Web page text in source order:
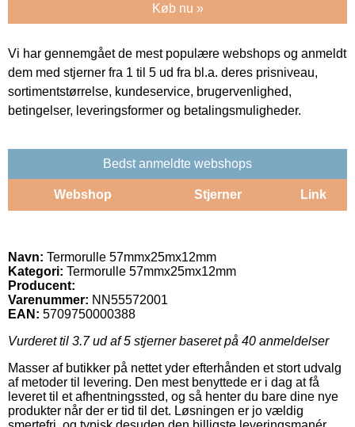
Køb nu »
Vi har gennemgået de mest populære webshops og anmeldt
dem med stjerner fra 1 til 5 ud fra bl.a. deres prisniveau,
sortimentstørrelse, kundeservice, brugervenlighed,
betingelser, leveringsformer og betalingsmuligheder.
Bedst anmeldte webshops
Webshop Stjerner Link
Navn: Termorulle 57mmx25mx12mm
Kategori: Termorulle 57mmx25mx12mm
Producent:
Varenummer: NN55572001
EAN: 5709750000388
Vurderet til 3.7ud af 5 stjerner baseret på 40 anmeldelser
Masser af butikker på nettet yder efterhånden et stort udvalg
af metoder til levering. Den mest benyttede er i dag at få
leveret til et afhentningssted, og så henter du bare dine nye
produkter når der er tid til det. Løsningen er jo vældig